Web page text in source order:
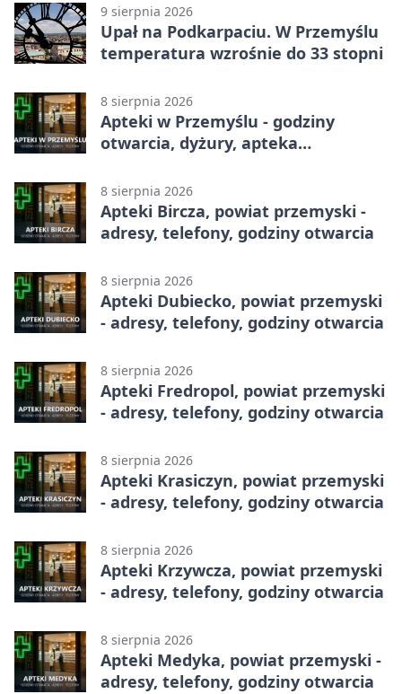
9 sierpnia 2026
Upał na Podkarpaciu. W Przemyślu
temperatura wzrośnie do 33 stopni
8 sierpnia 2026
Apteki w Przemyślu - godziny
otwarcia, dyżury, apteka
8 sierpnia 2026
Apteki Bircza, powiat przemyski -
adresy, telefony, godziny otwarcia
8 sierpnia 2026
Apteki Dubiecko, powiat przemyski
- adresy, telefony, godziny otwarcia
8 sierpnia 2026
Apteki Fredropol, powiat przemyski
- adresy, telefony, godziny otwarcia
8 sierpnia 2026
Apteki Krasiczyn, powiat przemyski
- adresy, telefony, godziny otwarcia
8 sierpnia 2026
Apteki Krzywcza, powiat przemyski
- adresy, telefony, godziny otwarcia
8 sierpnia 2026
Apteki Medyka, powiat przemyski -
adresy, telefony, godziny otwarcia